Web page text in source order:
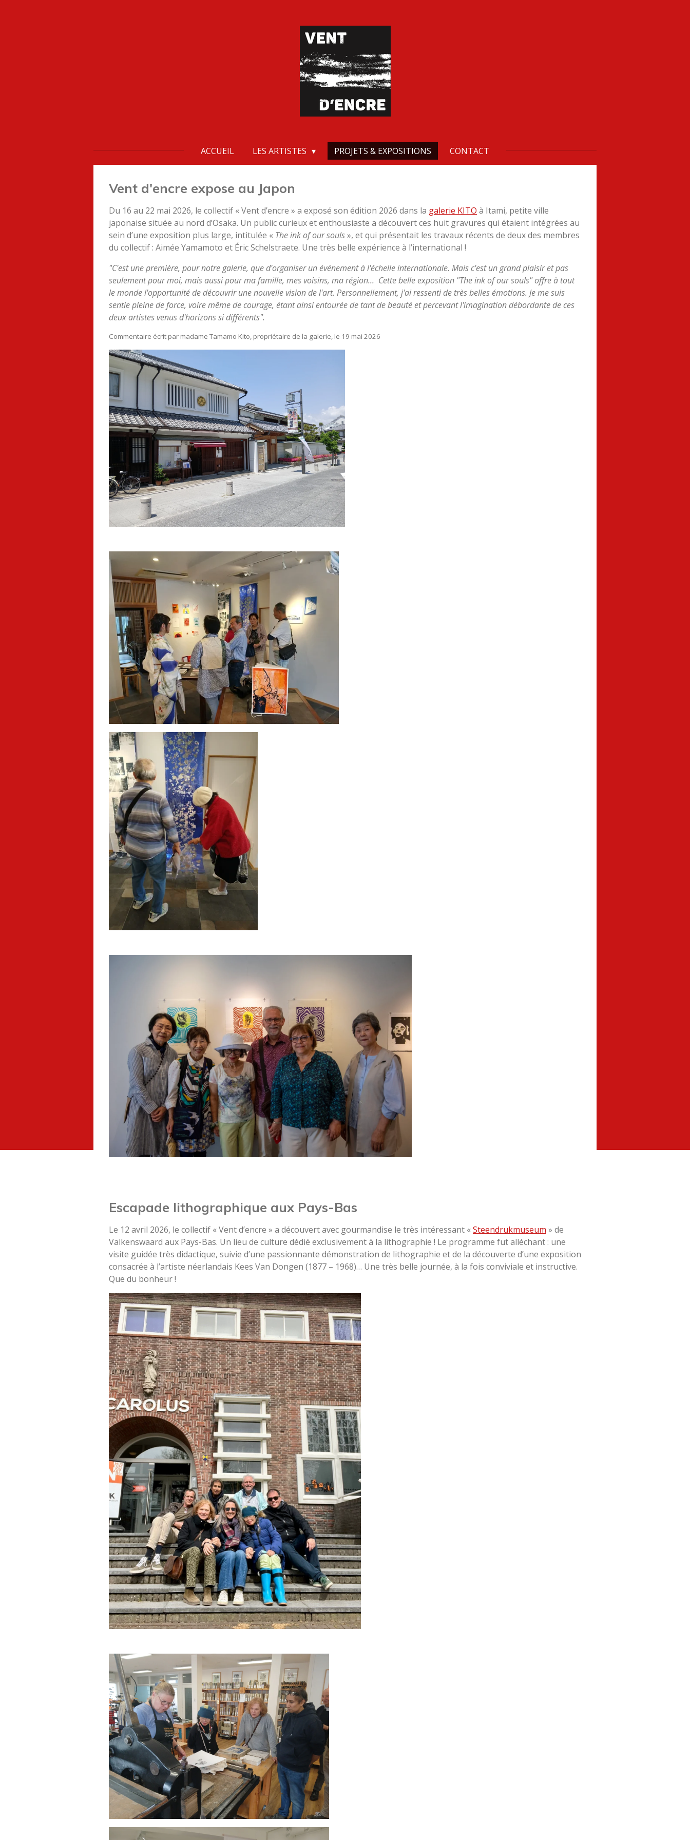
ACCUEIL LES ARTISTES PROJETS & EXPOSITIONS CONTACT
Vent d'encre expose au Japon
Du 16 au 22 mai 2026, le collectif « Vent d’encre » a exposé son édition 2026 dans la galerie KITO à Itami, petite ville
japonaise située au nord d’Osaka. Un public curieux et enthousiaste a découvert ces huit gravures qui étaient intégrées au
sein d’une exposition plus large, intitulée « The ink of our souls», et qui présentait les travaux récents de deux des membres
du collectif : Aimée Yamamoto et Éric Schelstraete. Une très belle expérience à l’international !
"C'est une première, pour notre galerie, que d'organiser un événement à l'échelle internationale. Mais c'est un grand plaisir et pas
seulement pour moi, mais aussi pour ma famille, mes voisins, ma région... Cette belle exposition "The ink of our souls" offre à tout
le monde l'opportunité de découvrir une nouvelle vision de l'art. Personnellement, j'ai ressenti de très belles émotions. Je me suis
sentie pleine de force, voire même de courage, étant ainsi entourée de tant de beauté et percevant l'imagination débordante de ces
deux artistes venus d'horizons si différents".
Commentaire écrit par madame Tamamo Kito, propriétaire de la galerie, le 19 mai 2026
Escapade lithographique aux Pays-Bas
Le 12 avril 2026, le collectif « Vent d’encre » a découvert avec gourmandise le très intéressant «Steendrukmuseum » de
Valkenswaard aux Pays-Bas. Un lieu de culture dédié exclusivement à la lithographie ! Le programme fut alléchant : une
visite guidée très didactique, suivie d’une passionnante démonstration de lithographie et de la découverte d’une exposition
consacrée à l’artiste néerlandais Kees Van Dongen (1877 – 1968)… Une très belle journée, à la fois conviviale et instructive.
Que du bonheur !